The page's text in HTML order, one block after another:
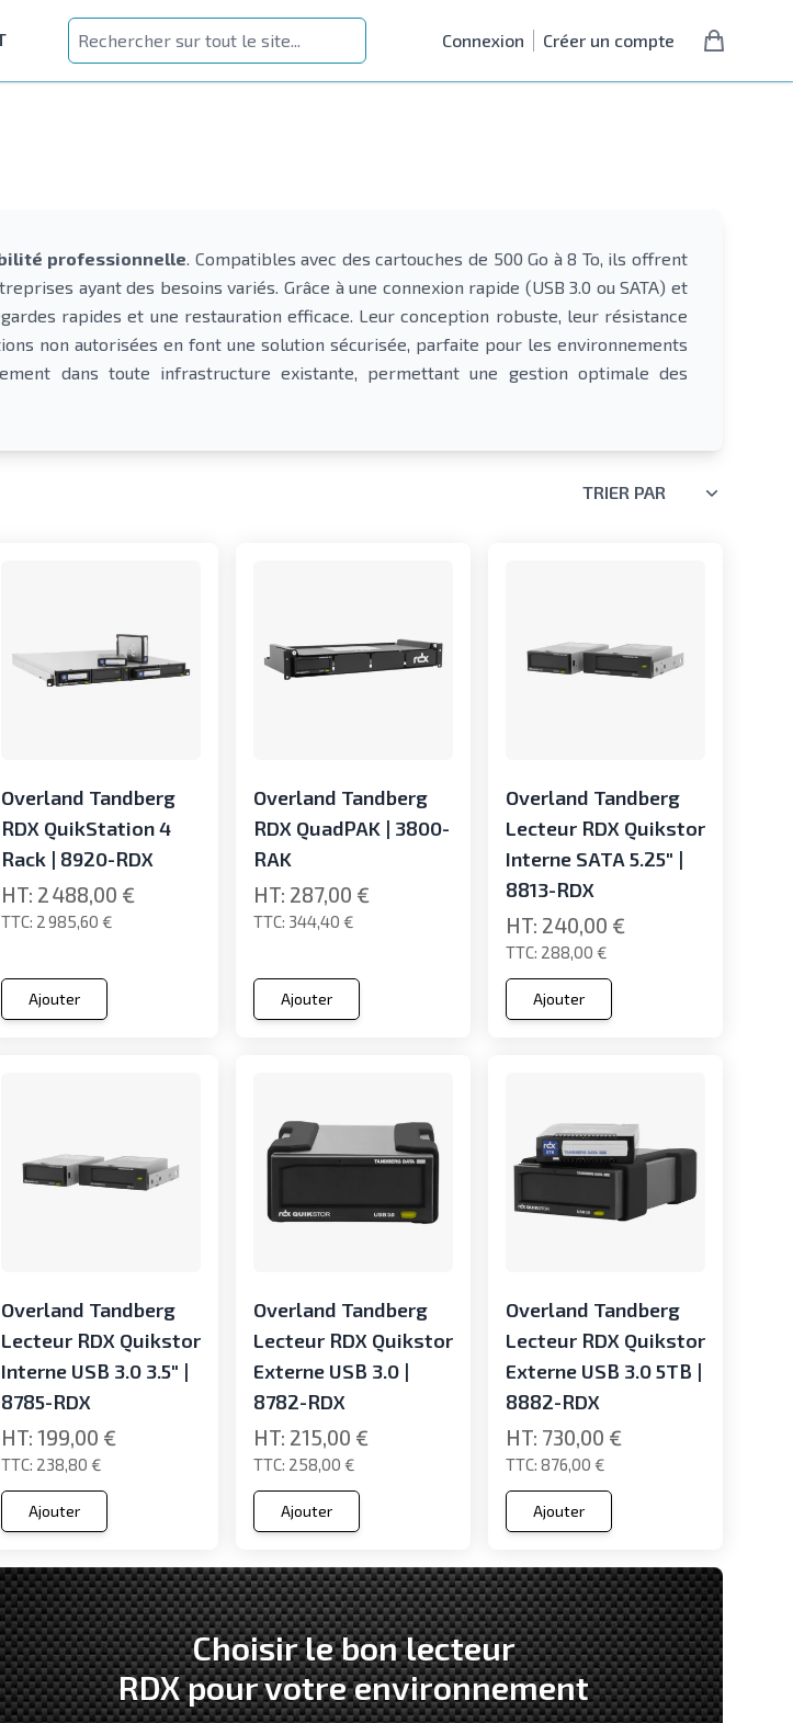
Connexion Créer un compte
professionnelle. Compatibles avec des cartouches de 500 Go à 8 To, ils offrent
ayant des besoins variés. Grâce à une connexion rapide (USB 3.0 ou SATA) et
rapides et une restauration efficace. Leur conception robuste, leur résistance
non autorisées en font une solution sécurisée, parfaite pour les environnements
dans toute infrastructure existante, permettant une gestion optimale des
TRIER PAR
Overland Tandberg
RDX QuikStation 4
Rack | 8920-RDX
2 985,60 €
2 488,00 €
Ajouter
Overland Tandberg
RDX QuadPAK | 3800-
RAK
344,40 €
287,00 €
Ajouter
Overland Tandberg
Lecteur RDX Quikstor
Interne SATA 5.25" |
8813-RDX
288,00 €
240,00 €
Ajouter
Overland Tandberg
Lecteur RDX Quikstor
Interne USB 3.0 3.5" |
8785-RDX
238,80 €
199,00 €
Ajouter
Overland Tandberg
Lecteur RDX Quikstor
Externe USB 3.0 |
8782-RDX
258,00 €
215,00 €
Ajouter
Overland Tandberg
Lecteur RDX Quikstor
Externe USB 3.0 5TB |
8882-RDX
876,00 €
730,00 €
Ajouter
Choisir le bon lecteur
RDX pour votre environnement